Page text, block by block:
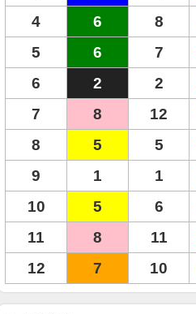
4
6 8
5
6 7
6
2 2
7
8 12
8
5 5
9
1 1
10
5 6
11
8 11
12
7 10